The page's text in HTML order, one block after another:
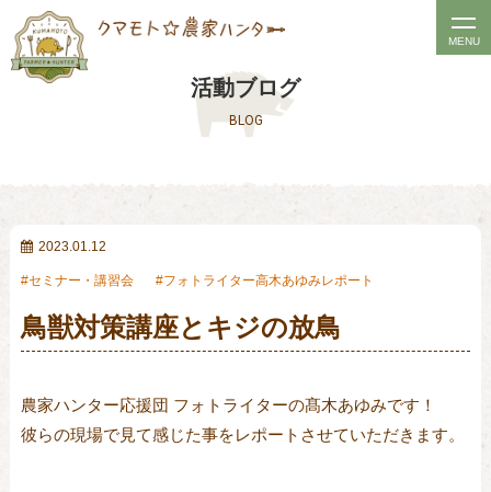
t
MENU
活動ブログ
BLOG
2023.01.12
セミナー・講習会 フォトライター高木あゆみレポート
鳥獣対策講座とキジの放鳥
農家ハンター応援団 フォトライターの髙木あゆみです！
彼らの現場で見て感じた事をレポートさせていただきます。